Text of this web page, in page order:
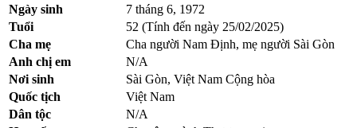
Ngày sinh
7 tháng 6, 1972
Tuổi
52 (Tính đến ngày 25/02/2025)
Cha mẹ
Cha người Nam Định, mẹ người Sài Gòn
Anh chị em
N/A
Nơi sinh
Sài Gòn, Việt Nam Cộng hòa
Quốc tịch
Việt Nam
Dân tộc
N/A